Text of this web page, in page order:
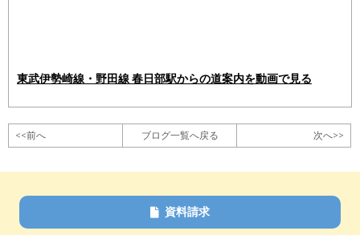
東武伊勢崎線・野田線 春日部駅からの道案内を動画で見る
<<前へ ブログ一覧へ戻る 次へ>>
資料請求